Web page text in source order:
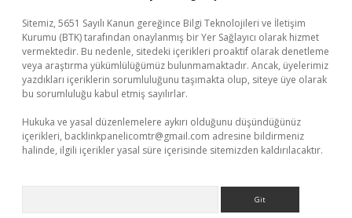
Sitemiz, 5651 Sayılı Kanun gereğince Bilgi Teknolojileri ve İletişim
Kurumu (BTK) tarafından onaylanmış bir Yer Sağlayıcı olarak hizmet
vermektedir. Bu nedenle, sitedeki içerikleri proaktif olarak denetleme
veya araştırma yükümlülüğümüz bulunmamaktadır. Ancak, üyelerimiz
yazdıkları içeriklerin sorumluluğunu taşımakta olup, siteye üye olarak
bu sorumluluğu kabul etmiş sayılırlar.
Hukuka ve yasal düzenlemelere aykırı olduğunu düşündüğünüz
içerikleri, backlinkpanelicomtr@gmail.com adresine bildirmeniz
halinde, ilgili içerikler yasal süre içerisinde sitemizden kaldırılacaktır.